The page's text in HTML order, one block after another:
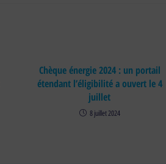
Chèque énergie 2024 : un portail
étendant l’éligibilité a ouvert le 4
juillet
8 juillet 2024